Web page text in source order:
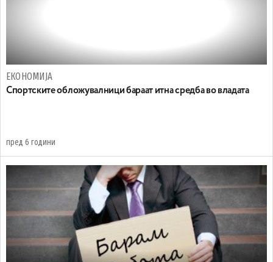
ЕКОНОМИЈА
Спортските обложувалници бараат итна средба во владата
пред 6 години